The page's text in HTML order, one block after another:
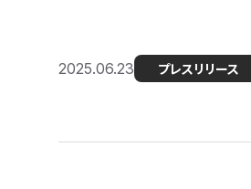
2025.06.23 プレスリリース